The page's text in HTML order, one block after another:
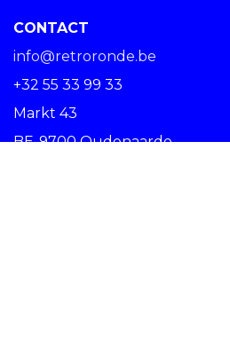
CONTACT
info@retroronde.be
+32 55 33 99 33
Markt 43
BE-9700 Oudenaarde